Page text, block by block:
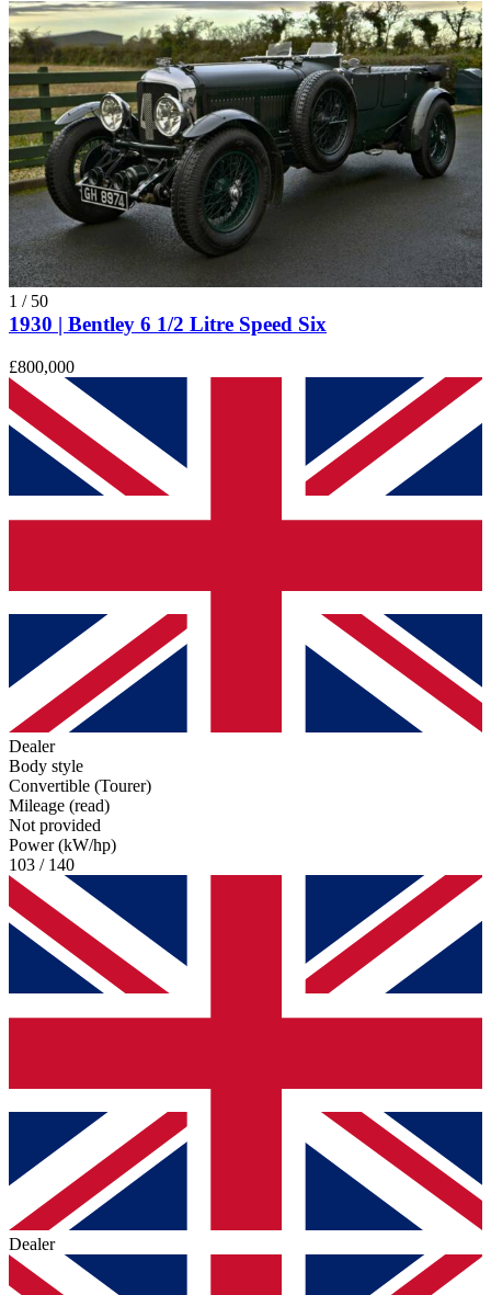
1 / 50
1930 | Bentley 6 1/2 Litre Speed Six
£800,000
Dealer
Body style
Convertible (Tourer)
Mileage (read)
Not provided
Power (kW/hp)
103 / 140
Dealer